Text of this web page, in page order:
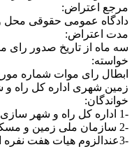
مرجع اعتراض:
دادگاه عمومی حقوقی محل
مدت اعتراض:
سه ماه از تاریخ صدور رای
خواسته:
زمین شهری اداره کل راه
خواندگان:
-1 اداره کل راه و شهر سازی استان
-2 سازمان ملی زمین و مسکن
-3عندالزوم هیات هفت نفره امور اراضی جهاد کشاورزی استان